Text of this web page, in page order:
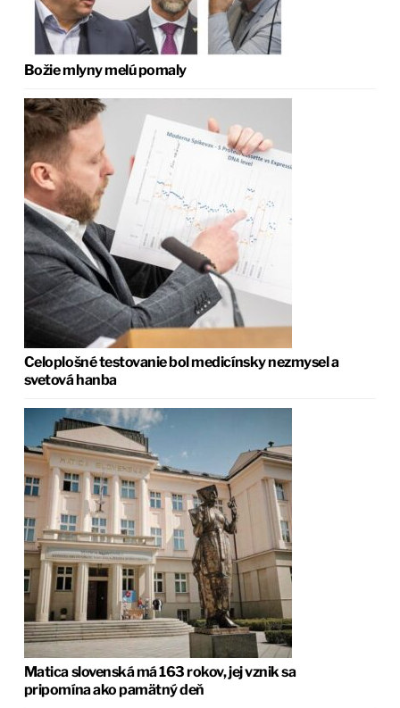
Božie mlyny melú pomaly
Celoplošné testovanie bol medicínsky nezmysel a
svetová hanba
Matica slovenská má 163 rokov, jej vznik sa
pripomína ako pamätný deň